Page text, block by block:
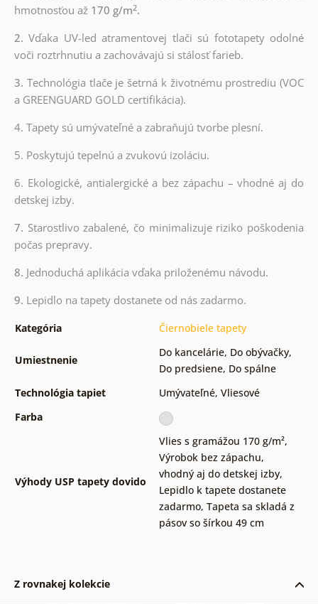
hmotnosťou až170 g/m2.
2.Vďaka UV-led atramentovej tlači sú fototapety odolné
voči roztrhnutiu a zachovávajú si stálosť farieb.
3. Technológia tlače je šetrná k životnému prostrediu (VOC
a GREENGUARD GOLD certifikácia).
4. Tapety sú umývateľné a zabraňujú tvorbe plesní.
5. Poskytujú tepelnú a zvukovú izoláciu.
6. Ekologické, antialergické a bez zápachu – vhodné aj do
detskej izby.
7. Starostlivo zabalené, čo minimalizuje riziko poškodenia
počas prepravy.
8. Jednoduchá aplikácia vďaka priloženému návodu.
9. Lepidlo na tapety dostanete od nás zadarmo.
Kategória Čiernobiele tapety
Umiestnenie
Do kancelárie, Do obývačky,
Do predsiene, Do spálne
Technológia tapiet
Umývateľné, Vliesové
Farba
Výhody USP tapety dovido
Vlies s gramážou 170 g/m²,
Výrobok bez zápachu,
vhodný aj do detskej izby,
Lepidlo k tapete dostanete
zadarmo, Tapeta sa skladá z
pásov so šírkou 49 cm
Z rovnakej kolekcie